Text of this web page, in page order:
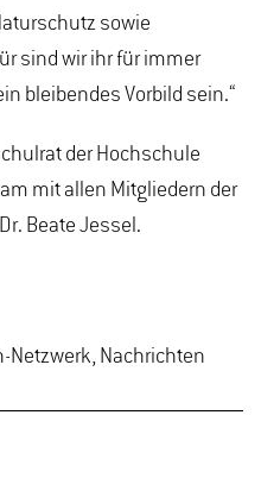
sowie
sind wir ihr für immer
bleibendes Vorbild sein.“
der Hochschule
mit allen Mitgliedern der
Beate Jessel.
Netzwerk, Nachrichten